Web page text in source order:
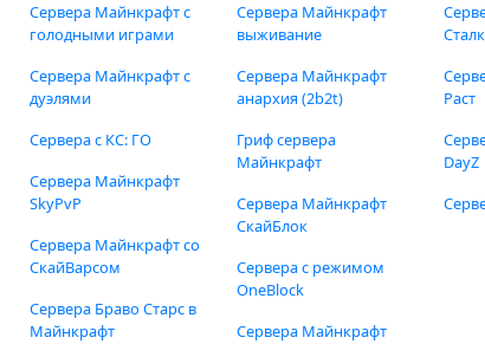
Сервера Майнкрафт с
голодными играми
Сервера Майнкрафт с
дуэлями
Сервера с КС: ГО
Сервера Майнкрафт
SkyPvP
Сервера Майнкрафт со
СкайВарсом
Сервера Браво Старс в
Майнкрафт
Сервера Майнкрафт
выживание
Сервера Майнкрафт
анархия (2b2t)
Гриф сервера
Майнкрафт
Сервера Майнкрафт
СкайБлок
Сервера с режимом
OneBlock
Сервера Майнкрафт
Раст
DayZ